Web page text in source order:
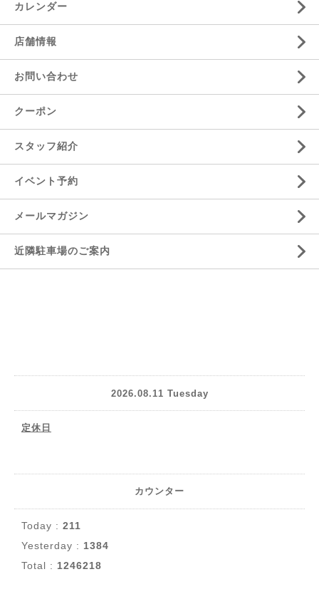
カレンダー
店舗情報
お問い合わせ
クーポン
スタッフ紹介
イベント予約
メールマガジン
近隣駐車場のご案内
2026.08.11 Tuesday
定休日
カウンター
Today : 211
Yesterday : 1384
Total : 1246218